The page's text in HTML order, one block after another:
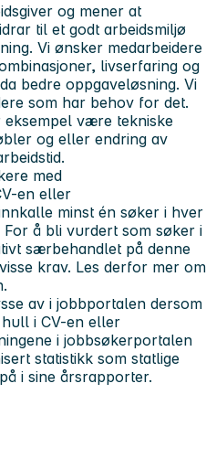
og mener at
til et godt arbeidsmiljø
Vi ønsker medarbeidere
livserfaring og
bedre oppgaveløsning. Vi
som har behov for det.
være tekniske
og eller endring av
med
en eller
minst én søker i hver
å bli vurdert som søker i
særbehandlet på denne
krav. Les derfor mer om
av i jobbportalen dersom
i CV-en eller
i jobbsøkerportalen
statistikk som statlige
i sine årsrapporter.